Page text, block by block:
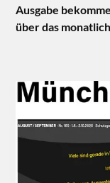
Ausgabe
über das